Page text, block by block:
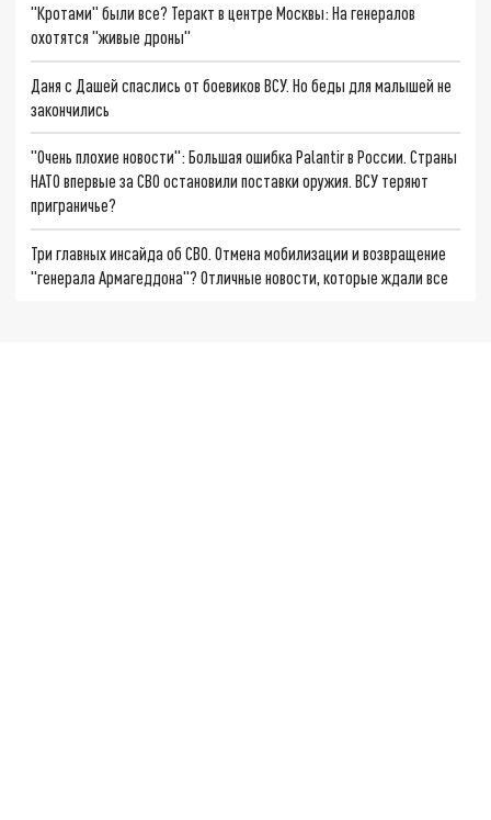
"Кротами" были все? Теракт в центре Москвы: На генералов
охотятся "живые дроны"
Даня с Дашей спаслись от боевиков ВСУ. Но беды для малышей не
закончились
"Очень плохие новости": Большая ошибка Palantir в России. Страны
НАТО впервые за СВО остановили поставки оружия. ВСУ теряют
приграничье?
Три главных инсайда об СВО. Отмена мобилизации и возвращение
"генерала Армагеддона"? Отличные новости, которые ждали все